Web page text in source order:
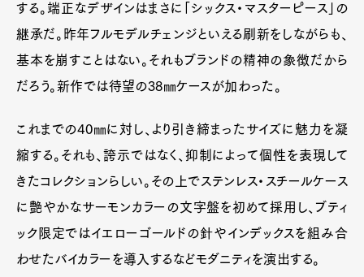
する。端正なデザインはまさに「シックス・マスターピース」の
継承だ。昨年フルモデルチェンジといえる刷新をしながらも、
基本を崩すことはない。それもブランドの精神の象徴だから
だろう。新作では待望の38㎜ケースが加わった。
これまでの40㎜に対し、より引き締まったサイズに魅力を凝
縮する。それも、誇示ではなく、抑制によって個性を表現して
きたコレクションらしい。その上でステンレス・スチールケース
に艶やかなサーモンカラーの文字盤を初めて採用し、ブティ
ック限定ではイエローゴールドの針やインデックスを組み合
わせたバイカラーを導入するなどモダニティを演出する。